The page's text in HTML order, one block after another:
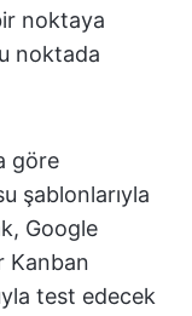
noktaya
noktada
göre
şablonlarıyla
Google
Kanban
test edecek